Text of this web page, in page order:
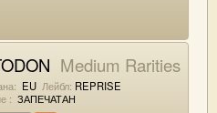
Medium Rarities
EU Лейбл: REPRISE
: ЗАПЕЧАТАН